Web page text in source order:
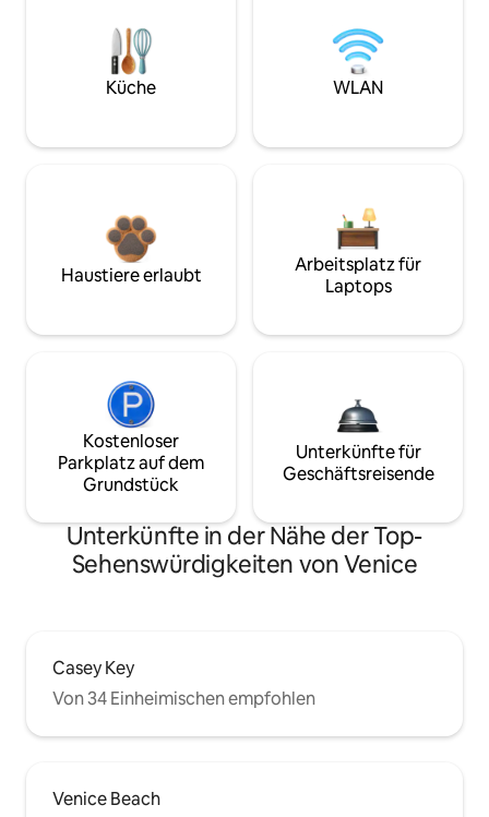
Küche WLAN
Haustiere erlaubt
Arbeitsplatz für
Laptops
Kostenloser
Parkplatz auf dem
Grundstück
Unterkünfte für
Geschäftsreisende
Unterkünfte in der Nähe der Top-
Sehenswürdigkeiten von Venice
Casey Key
Von 34 Einheimischen empfohlen
Venice Beach